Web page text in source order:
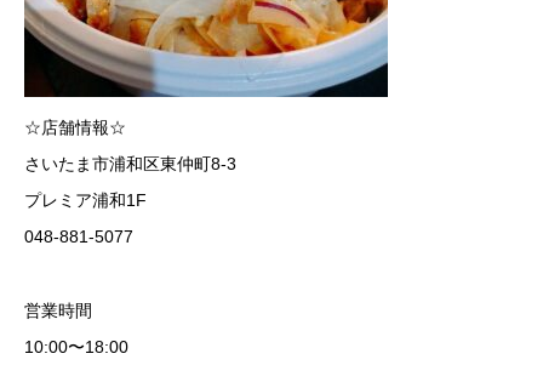
☆店舗情報☆
さいたま市浦和区東仲町8-3
プレミア浦和1F
048-881-5077
営業時間
10:00〜18:00